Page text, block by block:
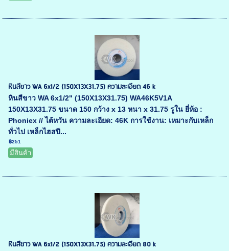
หินสีขาว WA 6x1/2 (150X13X31.75) ความละเอียด 46 k
หินสีขาว WA 6x1/2" (150X13X31.75) WA46K5V1A
150X13X31.75 ขนาด 150 กว้าง x 13 หนา x 31.75 รูใน ยี่ห้อ :
Phoniex // ไต้หวัน ความละเอียด: 46K การใช้งาน: เหมาะกับเหล็ก
ทั่วไป เหล็กไฮสปี...
฿251
มีสินค้า
หินสีขาว WA 6x1/2 (150X13X31.75) ความละเอียด 80 k